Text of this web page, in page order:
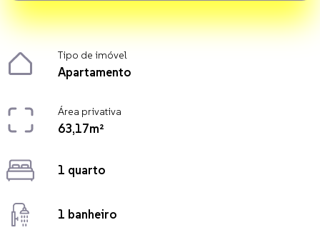
Tipo de imóvel
Apartamento
Área privativa
63,17m²
1 quarto
1 banheiro